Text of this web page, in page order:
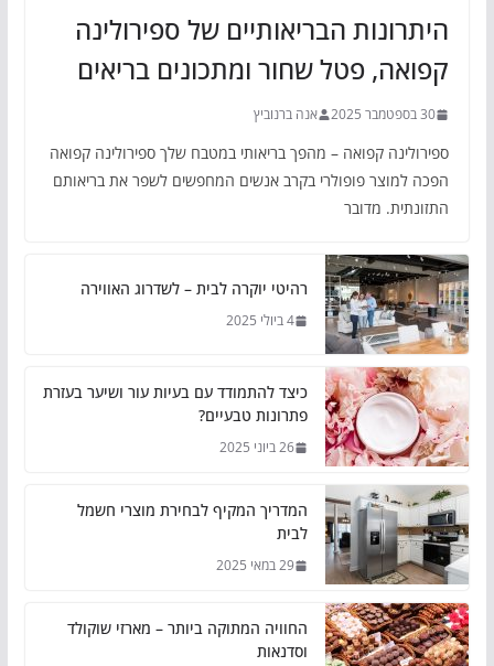
היתרונות הבריאותיים של ספירולינה
קפואה, פטל שחור ומתכונים בריאים
30 בספטמבר 2025 אנה ברנוביץ
ספירולינה קפואה – מהפך בריאותי במטבח שלך ספירולינה קפואה
הפכה למוצר פופולרי בקרב אנשים המחפשים לשפר את בריאותם
התזונתית. מדובר
רהיטי יוקרה לבית – לשדרוג האווירה
4 ביולי 2025
כיצד להתמודד עם בעיות עור ושיער בעזרת
פתרונות טבעיים?
26 ביוני 2025
המדריך המקיף לבחירת מוצרי חשמל
לבית
29 במאי 2025
החוויה המתוקה ביותר – מארזי שוקולד
וסדנאות